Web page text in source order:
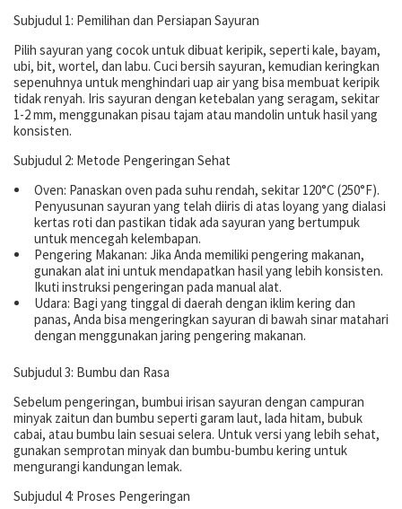
Subjudul 1: Pemilihan dan Persiapan Sayuran
Pilih sayuran yang cocok untuk dibuat keripik, seperti kale, bayam,
ubi, bit, wortel, dan labu. Cuci bersih sayuran, kemudian keringkan
sepenuhnya untuk menghindari uap air yang bisa membuat keripik
tidak renyah. Iris sayuran dengan ketebalan yang seragam, sekitar
1-2 mm, menggunakan pisau tajam atau mandolin untuk hasil yang
konsisten.
Subjudul 2: Metode Pengeringan Sehat
Oven: Panaskan oven pada suhu rendah, sekitar 120°C (250°F).
Penyusunan sayuran yang telah diiris di atas loyang yang dialasi
kertas roti dan pastikan tidak ada sayuran yang bertumpuk
untuk mencegah kelembapan.
Pengering Makanan: Jika Anda memiliki pengering makanan,
gunakan alat ini untuk mendapatkan hasil yang lebih konsisten.
Ikuti instruksi pengeringan pada manual alat.
Udara: Bagi yang tinggal di daerah dengan iklim kering dan
panas, Anda bisa mengeringkan sayuran di bawah sinar matahari
dengan menggunakan jaring pengering makanan.
Subjudul 3: Bumbu dan Rasa
Sebelum pengeringan, bumbui irisan sayuran dengan campuran
minyak zaitun dan bumbu seperti garam laut, lada hitam, bubuk
cabai, atau bumbu lain sesuai selera. Untuk versi yang lebih sehat,
gunakan semprotan minyak dan bumbu-bumbu kering untuk
mengurangi kandungan lemak.
Subjudul 4: Proses Pengeringan